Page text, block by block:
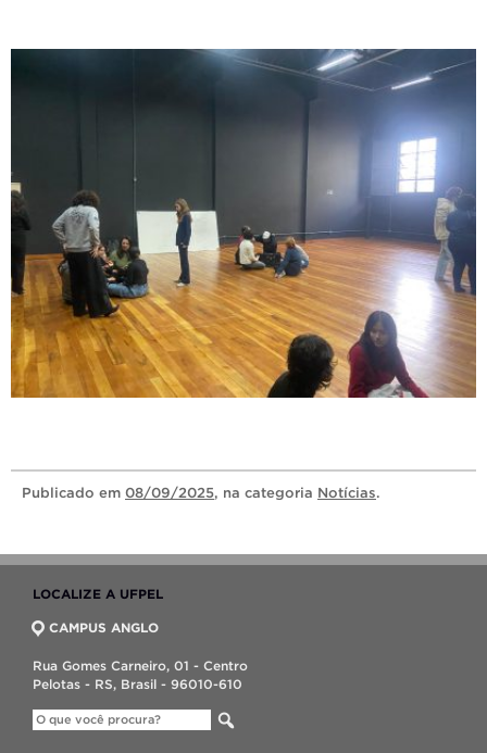
Publicado em 08/09/2025, na categoria Notícias.
LOCALIZE A UFPEL
CAMPUS ANGLO
Rua Gomes Carneiro, 01 - Centro
Pelotas - RS, Brasil - 96010-610